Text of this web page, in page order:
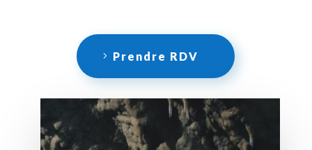
Prendre RDV